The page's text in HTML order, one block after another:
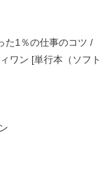
た1％の仕事のコツ /
ワン [単行本（ソフト